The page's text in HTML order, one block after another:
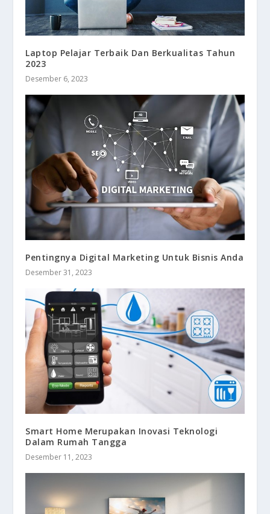
Laptop Pelajar Terbaik Dan Berkualitas Tahun
2023
Desember 6, 2023
Pentingnya Digital Marketing Untuk Bisnis Anda
Desember 31, 2023
Smart Home Merupakan Inovasi Teknologi
Dalam Rumah Tangga
Desember 11, 2023